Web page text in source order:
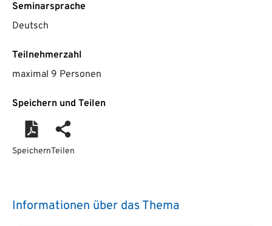
Seminarsprache
Deutsch
Teilnehmerzahl
maximal 9 Personen
Speichern und Teilen
SpeichernTeilen
Informationen über das Thema